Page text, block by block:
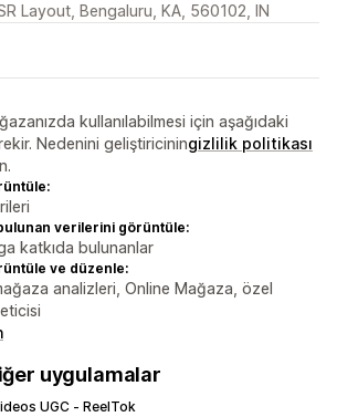
Layout, Bengaluru, KA, 560102, IN
kullanılabilmesi için aşağıdaki
Nedenini geliştiriciningizlilik politikası
verilerini görüntüle:
katkıda bulunanlar
ve düzenle:
analizleri, Online Mağaza, özel
uygulamalar
UGC ‑ ReelTok